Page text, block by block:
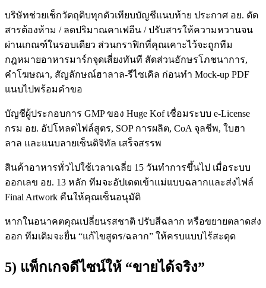
บริษัทช่วยเช็กวัตถุดิบทุกตัวเทียบบัญชีแนบท้าย ประกาศ อย. ตัด
สารต้องห้าม / ลดปริมาณคาเฟอีน / ปรับสารให้ความหวานจน
ผ่านเกณฑ์ในรอบเดียว ส่วนกราฟิกที่คุณเคาะไว้จะถูกทีม
กฎหมายอาหารมาร์กจุดเสี่ยงทันที สัดส่วนอักษรโภชนาการ,
คำโฆษณา, สัญลักษณ์ฮาลาล-รีไซเคิล ก่อนทำ Mock-up PDF
แนบไปพร้อมคำขอ
บัญชีผู้ประกอบการ GMP ของ Huge Kof เชื่อมระบบ e-License
กรม อย. อัปโหลดไฟล์สูตร, SOP การผลิต, CoA จุลชีพ, ใบฮา
ลาล และแนบลายเซ็นดิจิทัล เสร็จสรรพ
สินค้าอาหารทั่วไปใช้เวลาเฉลี่ย 15 วันทำการขึ้นไป เมื่อระบบ
ออกเลข อย. 13 หลัก ทีมจะอัปเดตเข้าแม่แบบฉลากและส่งไฟล์
Final Artwork คืนให้คุณเซ็นอนุมัติ
หากในอนาคตคุณเปลี่ยนรสชาติ ปรับสีฉลาก หรือขยายตลาดส่ง
ออก ทีมเดิมจะยื่น “แก้ไขสูตร/ฉลาก” ให้ครบแบบไร้สะดุด
5) แพ็กเกจดีไซน์ให้ “ขายได้จริง”